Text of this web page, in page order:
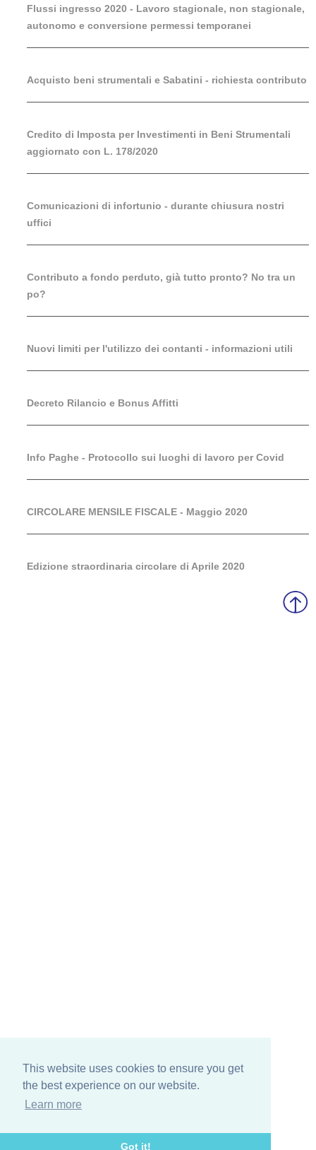
This website uses cookies to ensure you get
the best experience on our website.
Learn more
Got it!
Flussi ingresso 2020 - Lavoro stagionale, non stagionale,
autonomo e conversione permessi temporanei
Acquisto beni strumentali e Sabatini - richiesta contributo
Credito di Imposta per Investimenti in Beni Strumentali
aggiornato con L. 178/2020
Comunicazioni di infortunio - durante chiusura nostri
uffici
Contributo a fondo perduto, già tutto pronto? No tra un
po?
Nuovi limiti per l'utilizzo dei contanti - informazioni utili
Decreto Rilancio e Bonus Affitti
Info Paghe - Protocollo sui luoghi di lavoro per Covid
CIRCOLARE MENSILE FISCALE - Maggio 2020
Edizione straordinaria circolare di Aprile 2020